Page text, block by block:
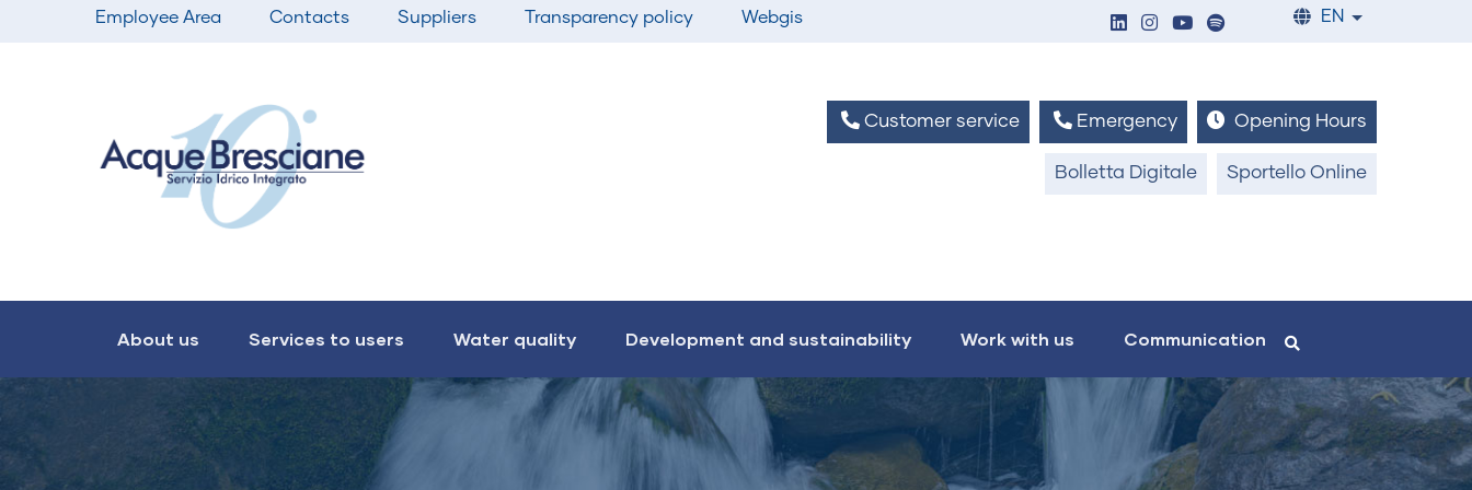
Top
Employee Area Contacts Suppliers Transparency policy Webgis EN List
Customer service Emergency Opening Hours
Bolletta Digitale Sportello Online
navigation
About us Services to users Water quality Development and sustainability Work with us Communication